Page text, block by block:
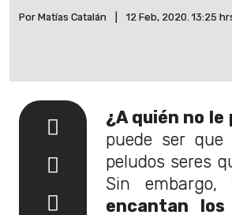
Por Matías Catalán 12 Feb, 2020. 13:25
¿A quién no
puede ser
peludos seres
Sin embargo,
encantan